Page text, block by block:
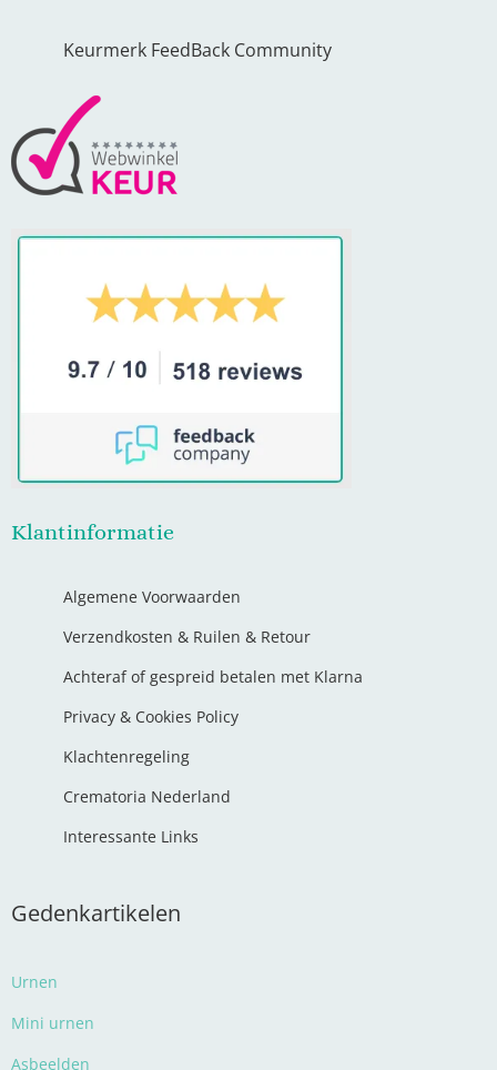
Keurmerk FeedBack Community
Klantinformatie
Algemene Voorwaarden
Verzendkosten & Ruilen & Retour
Achteraf of gespreid betalen met Klarna
Privacy & Cookies Policy
Klachtenregeling
Crematoria Nederland
Interessante Links
Gedenkartikelen
Urnen
Mini urnen
Asbeelden